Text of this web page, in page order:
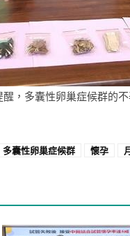
，多囊性卵巢症候群的
多囊性卵巢症候群 懷孕